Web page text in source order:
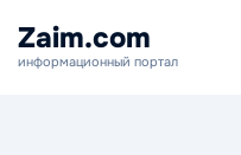
Zaim.com
информационный портал